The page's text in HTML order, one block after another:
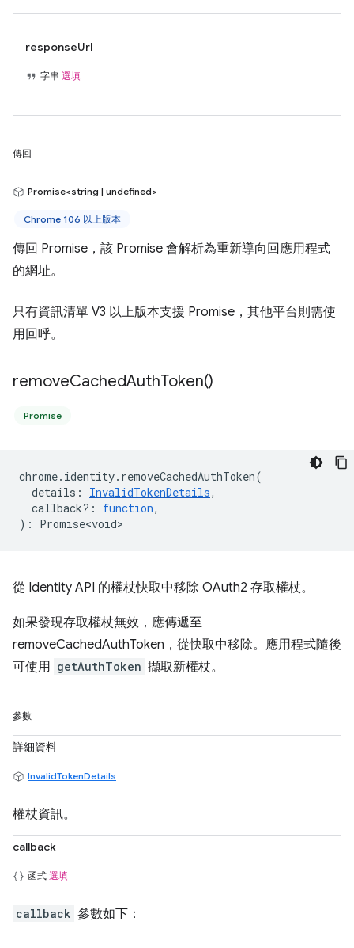
responseUrl
字串 選填
傳回
Promise<string | undefined>
Chrome 106 以上版本
傳回 Promise，該 Promise 會解析為重新導向回應用程式
的網址。
只有資訊清單 V3 以上版本支援 Promise，其他平台則需使
用回呼。
removeCachedAuthToken()
Promise
chrome. identity. removeCachedAuthToken(
details : InvalidTokenDetails,
callback? : function,
) : Promise<void>
從 Identity API 的權杖快取中移除 OAuth2 存取權杖。
如果發現存取權杖無效，應傳遞至
removeCachedAuthToken，從快取中移除。應用程式隨後
可使用 getAuthToken 擷取新權杖。
參數
詳細資料
InvalidTokenDetails
權杖資訊。
callback
函式 選填
callback 參數如下：